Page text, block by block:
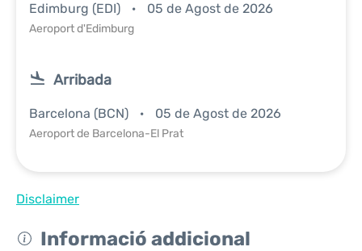
Edimburg (EDI) 05 de Agost de 2026
Aeroport d'Edimburg
Arribada
Barcelona (BCN) 05 de Agost de 2026
Aeroport de Barcelona-El Prat
Disclaimer
Informació addicional